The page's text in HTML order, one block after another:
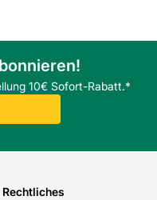
10€ Sofort-Rabatt.*
Rechtliches